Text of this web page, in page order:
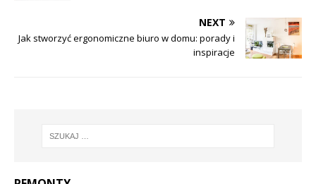
NEXT
Jak stworzyć ergonomiczne biuro w domu: porady i
inspiracje